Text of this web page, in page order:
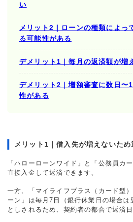
い
メリット2｜ローンの種類によっ
る可能性がある
デメリット1｜毎月の返済額が増
デメリット2｜増額審査に数日〜
性がある
メリット1｜借入先が増えないた
「ハローローンワイド」と「公務員カ
直接入金して返済できます。
一方、「マイライフプラス（カード型
ーン」は毎月7日（銀行休業日の場合は
としされるため、契約者の都合で返済